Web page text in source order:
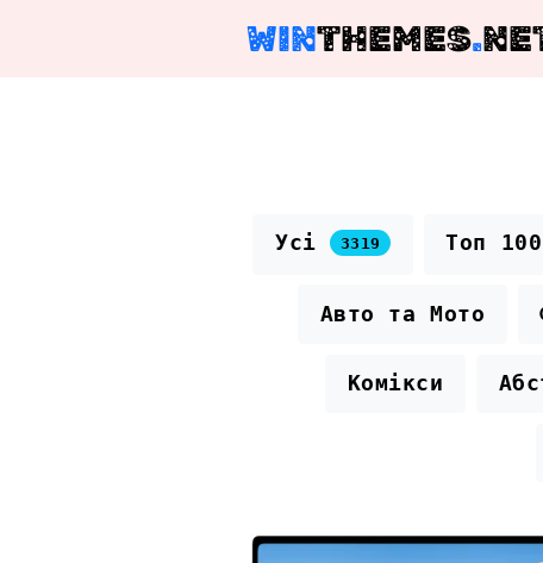
WINTHEMES.
Усі 3319 Топ 100
Авто та Мото
Комікси